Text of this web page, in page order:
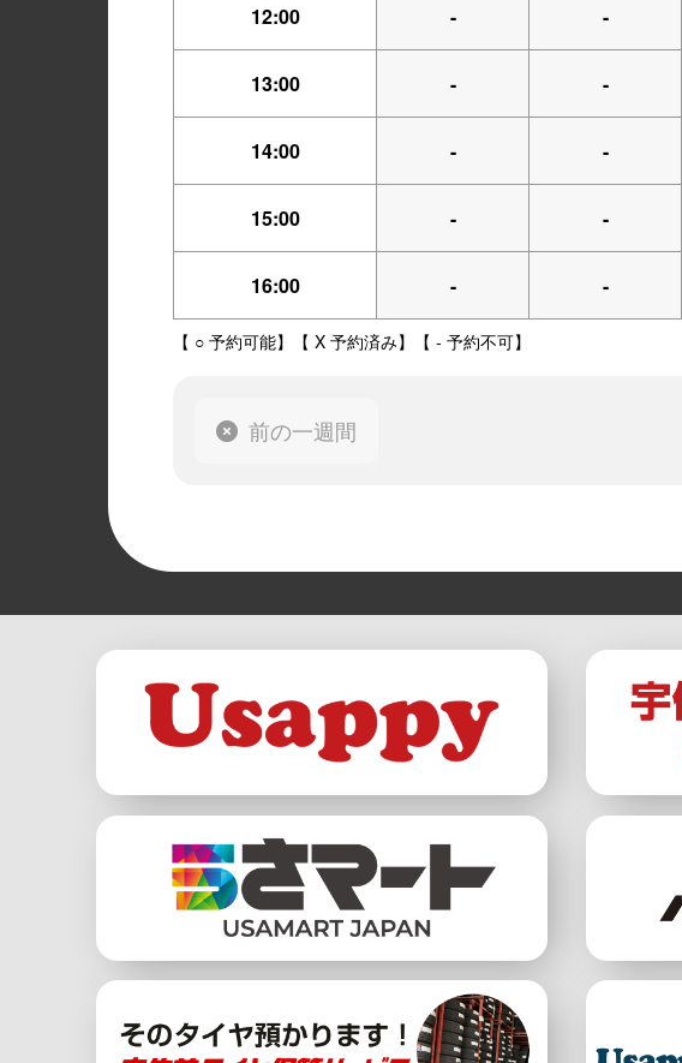
12:00 - -
13:00 - -
14:00 - -
15:00 - -
16:00 - -
【 ○ 予約可能】【 X 予約済み】【 - 予約不可】
前の一週間